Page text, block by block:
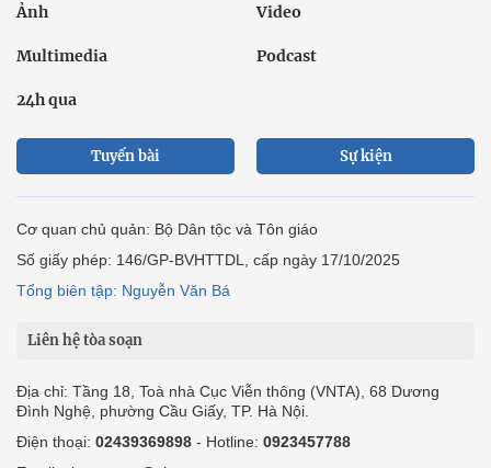
Ảnh Video
Multimedia Podcast
24h qua
Tuyến bài Sự kiện
Cơ quan chủ quản: Bộ Dân tộc và Tôn giáo
Số giấy phép: 146/GP-BVHTTDL, cấp ngày 17/10/2025
Tổng biên tập: Nguyễn Văn Bá
Liên hệ tòa soạn
Địa chỉ: Tầng 18, Toà nhà Cục Viễn thông (VNTA), 68 Dương
Đình Nghệ, phường Cầu Giấy, TP. Hà Nội.
Điện thoại: 02439369898 - Hotline: 0923457788